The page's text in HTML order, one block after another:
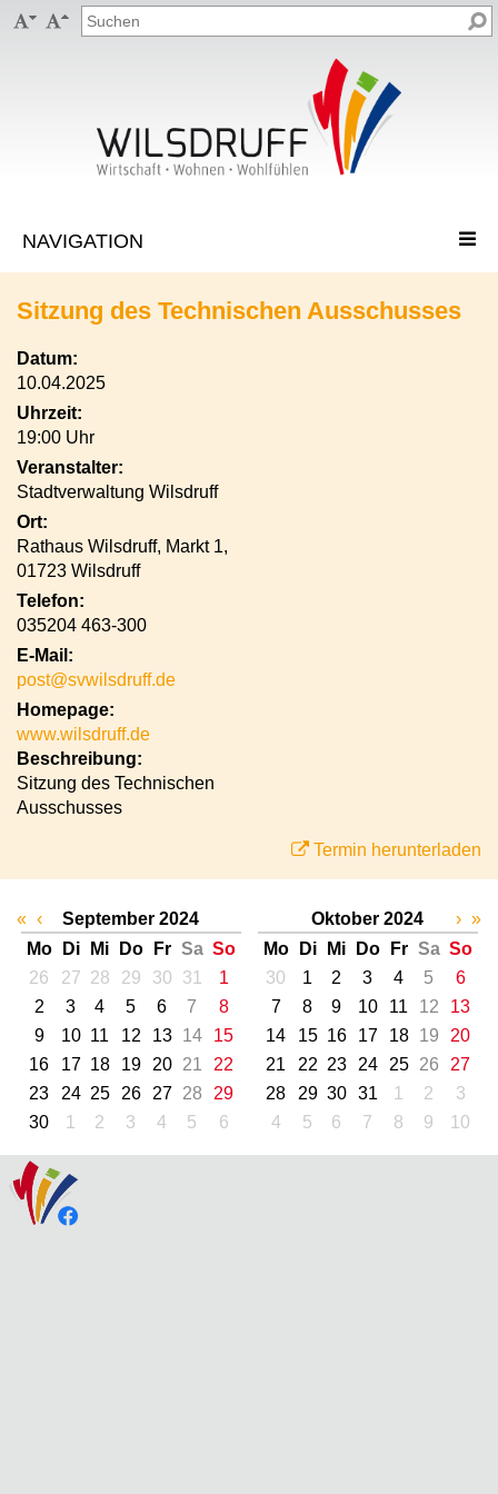
 
Sitzung des Technischen Ausschusses
Datum:
10.04.2025
Uhrzeit:
19:00 Uhr
Veranstalter:
Stadtverwaltung Wilsdruff
Ort:
Rathaus Wilsdruff, Markt 1,
01723 Wilsdruff
Telefon:
035204 463-300
E-Mail:
post@svwilsdruff.de
Homepage:
www.wilsdruff.de
Beschreibung:
Sitzung des Technischen
Ausschusses
Termin herunterladen
« ‹
September 2024
Mo
Di Mi Do Fr Sa So
26
27 28 29 30 31
1
2
3 4 5 6 7
8
9
10 11 12 13 14
15
16
17 18 19 20 21
22
23
24 25 26 27 28
29
30
1 2 3 4 5 6
Oktober 2024
Mo
Di Mi Do Fr Sa So
30
1 2 3 4 5
6
7
8 9 10 11 12
13
14
15 16 17 18 19
20
21
22 23 24 25 26
27
28
29 30 31 1 2
3
4
5 6 7 8 9 10
› »